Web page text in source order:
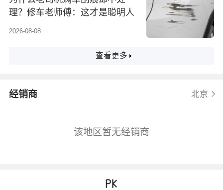
理？修车老师傅：这才是聪明人
2026-08-08
查看更多
经销商 北京
该地区暂无经销商